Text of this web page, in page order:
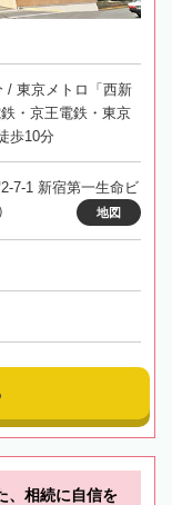
/ 東京メトロ「西新
・京王電鉄・東京
歩10分
7-1 新宿第一生命ビ
地図
、相続に自信を